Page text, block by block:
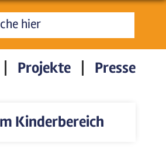
Projekte Presse
Kinderbereich